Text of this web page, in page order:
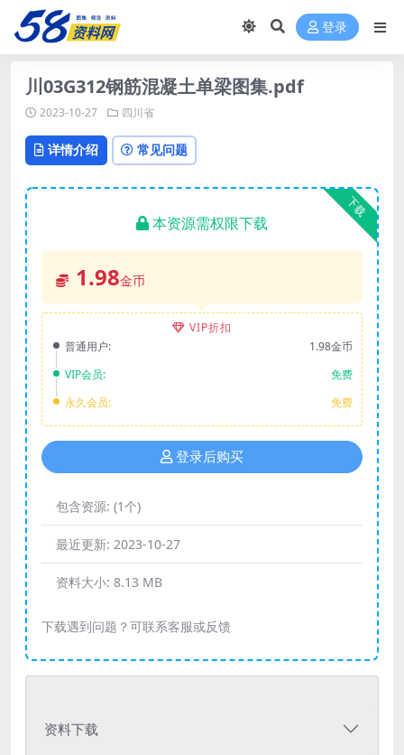
登录
川03G312钢筋混凝土单梁图集.pdf
2023-10-27 四川省
详情介绍 常见问题
下载
本资源需权限下载
1.98金币
VIP折扣
普通用户:
1.98金币
VIP会员:
免费
永久会员:
免费
登录后购买
包含资源: (1个)
最近更新: 2023-10-27
资料大小: 8.13 MB
下载遇到问题？可联系客服或反馈
资料下载